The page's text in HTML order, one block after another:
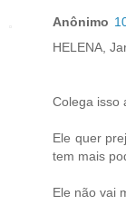
Anônimo
HELENA,
Colega isso
Ele quer
tem mais
Ele não vai